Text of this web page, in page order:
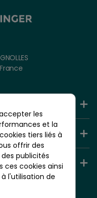
France
les
et la
tiers liés à
offrir des
publicités
ces cookies ainsi
l'utilisation de